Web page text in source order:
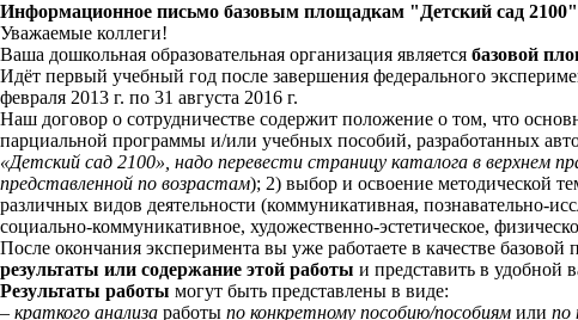
Информационное письмо базовым площадкам "Детский сад 2100"
Уважаемые коллеги!
Ваша дошкольная образовательная организация является базовой
Идёт первый учебный год после завершения федерального
февраля 2013 г. по 31 августа 2016 г.
Наш договор о сотрудничестве содержит положение о том, что
парциальной программы и/или учебных пособий, разработанных
«Детский сад 2100», надо перевести страницу каталога в верхнем
представленной по возрастам); 2) выбор и освоение методической
различных видов деятельности (коммуникативная, познавательно-
социально-коммуникативное, художественно-эстетическое,
После окончания эксперимента вы уже работаете в качестве
результаты или содержание этой работы и представить в удобной
Результаты работы могут быть представлены в виде:
– краткого анализа работы по конкретному пособию/пособиям или по